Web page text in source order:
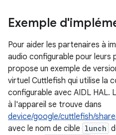
Exemple
Pour aider les partenaires à
audio configurable pour leurs
propose un exemple de
virtuel Cuttlefish qui utilise la
configurable avec AIDL HAL.
à l'appareil se trouve dans
device/google/cuttlefish/
avec le nom de cible lunch